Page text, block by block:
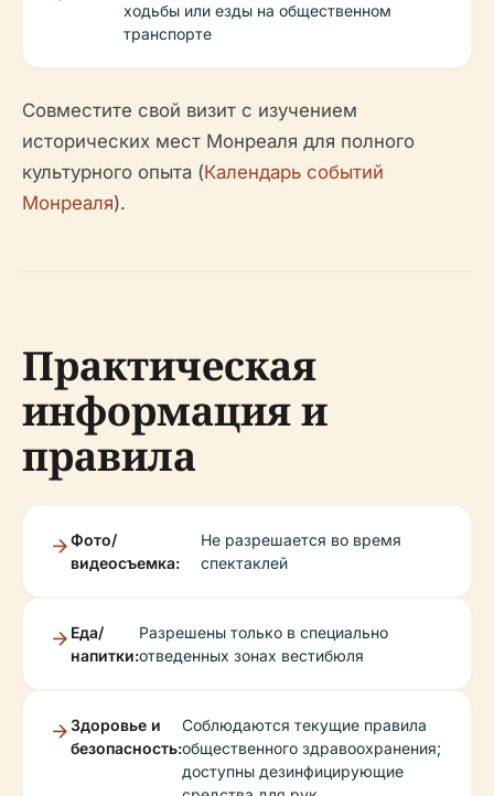
ходьбы или езды на общественном
транспорте
Совместите свой визит с изучением
исторических мест Монреаля для полного
культурного опыта (Календарь событий
Монреаля).
Практическая
информация и
правила
Фото/
видеосъемка:
Не разрешается во время
спектаклей
Еда/
напитки:
Разрешены только в специально
отведенных зонах вестибюля
Здоровье и
безопасность:
Соблюдаются текущие правила
общественного здравоохранения;
доступны дезинфицирующие